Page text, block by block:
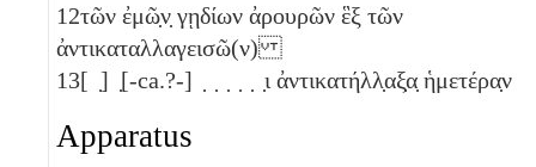
12τῶν ἐμῶ̣ν̣ γῃδίων ἀρουρῶν ἓξ τῶν
ἀντικαταλλαγεισῶ(ν)
13[ ̣] ̣[-ca.?-] ̣ ̣ ̣ ̣ ̣ ̣ι ἀντικατήλλ̣αξ̣α̣ ἡμετέρα̣ν
Apparatus